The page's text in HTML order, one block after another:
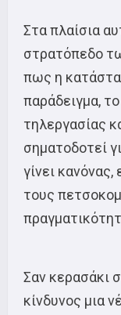
Στα πλαίσια
στρατόπεδο
πως η
παράδειγμα,
τηλεργασίας
σηματοδοτεί
γίνει
τους
Σαν κερασάκι
κίνδυνος μια